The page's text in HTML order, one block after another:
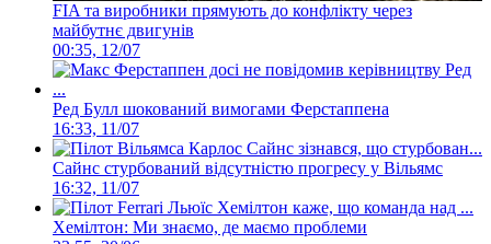
FIA та виробники прямують до конфлікту через
майбутнє двигунів
00:35, 12/07
Ред Булл шокований вимогами Ферстаппена
16:33, 11/07
Сайнс стурбований відсутністю прогресу у Вільямс
16:32, 11/07
Хемілтон: Ми знаємо, де маємо проблеми